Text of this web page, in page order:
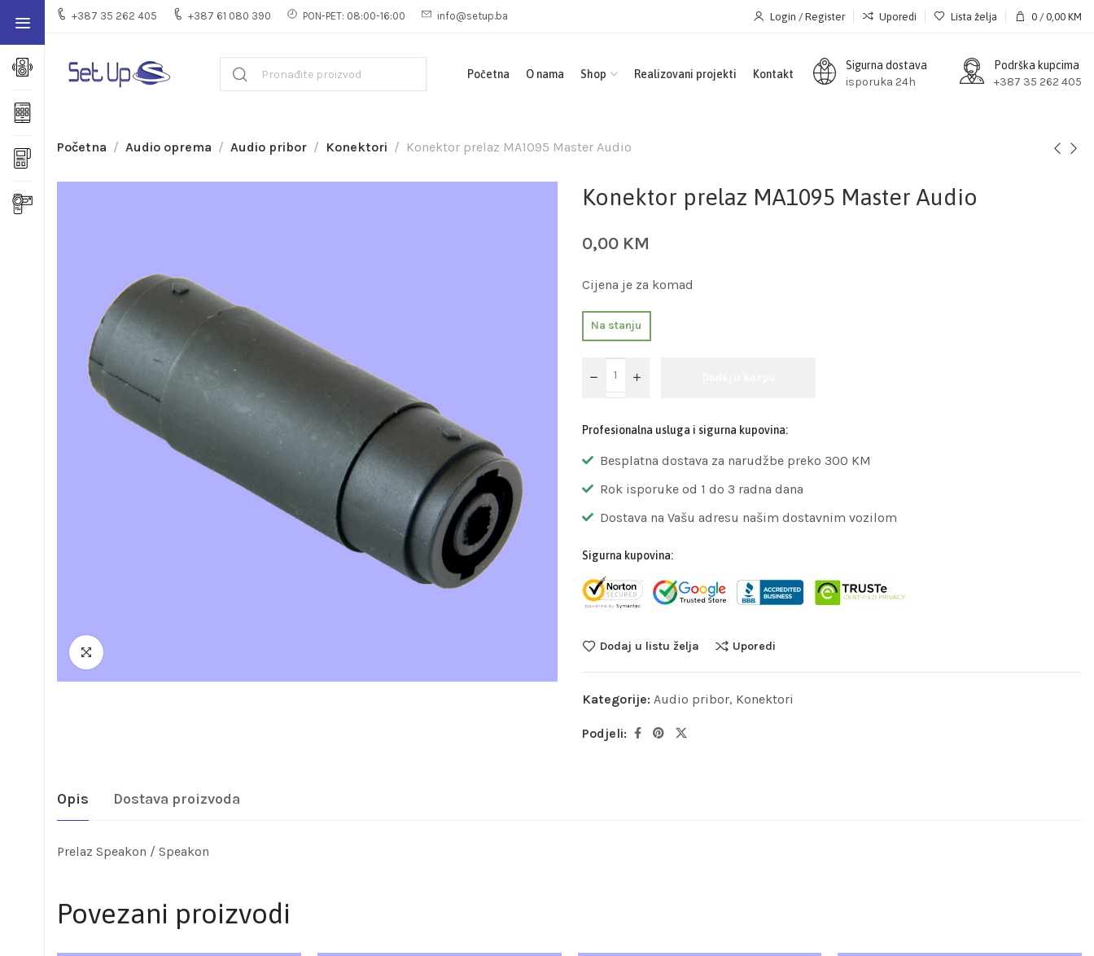
+387 35 262 405 +387 61 080 390 PON-PET: 08:00-16:00 info@setup.ba Login / Register Uporedi Lista želja 0 / 0,00 KM
Početna O nama Shop Realizovani projekti Kontakt
Sigurna dostava
isporuka 24h
Podrška kupcima
+387 35 262 405
Početna Audio oprema Audio pribor Konektori Konektor prelaz MA1095 Master Audio
Konektor prelaz MA1095 Master Audio
0,00 KM
Cijena je za komad
Na stanju
Profesionalna usluga i sigurna kupovina:
Besplatna dostava za narudžbe preko 300 KM
Rok isporuke od 1 do 3 radna dana
Dostava na Vašu adresu našim dostavnim vozilom
Sigurna kupovina:
Dodaj u listu želja Uporedi
Kategorije: Audio pribor, Konektori
Podjeli:
Opis Dostava proizvoda
Prelaz Speakon / Speakon
Povezani proizvodi